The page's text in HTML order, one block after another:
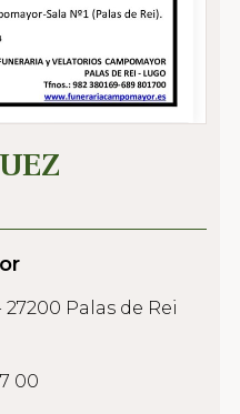
Palas de Rei
00